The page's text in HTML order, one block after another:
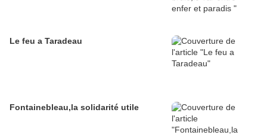
Le feu a Taradeau
Fontainebleau,la solidarité utile